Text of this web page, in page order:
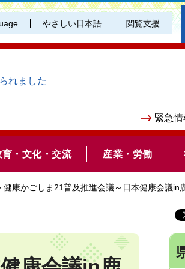
やさしい日本語 閲覧支援
れました
緊急
育・文化・交流 産業・労働
健康かごしま21普及推進会議～日本健康会議in